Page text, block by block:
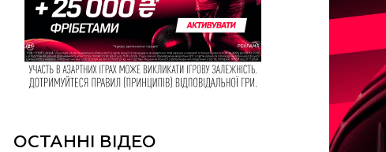
ОСТАННІ ВІДЕО